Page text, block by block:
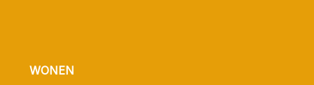
WONEN